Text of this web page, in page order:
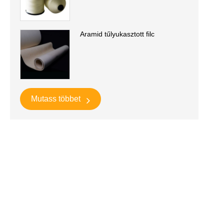
Aramid tűlyukasztott filc
Mutass többet